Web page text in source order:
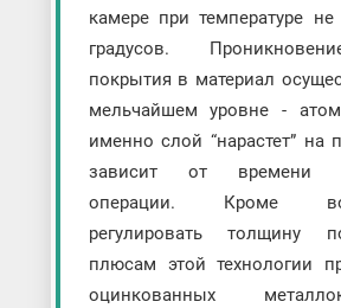
камере при температуре
градусов.
покрытия в материал
мельчайшем уровне -
именно слой “нарастет” на
зависит от времени
операции. Кроме
регулировать толщину
плюсам этой технологии
оцинкованных